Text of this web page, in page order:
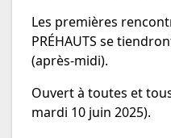
Les premières
PRÉHAUTS se
(après-midi).
Ouvert à toutes et
mardi 10 juin 2025).